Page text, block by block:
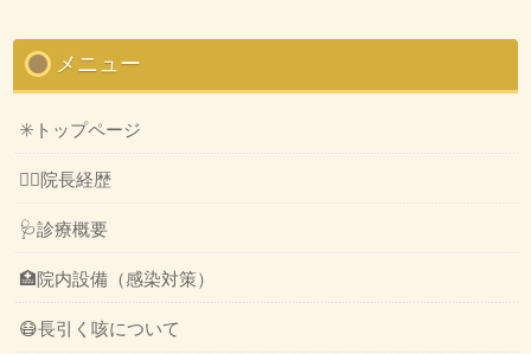
メニュー
✳️トップページ
👨‍⚕️院長経歴
🩺診療概要
🏥院内設備（感染対策）
😷長引く咳について